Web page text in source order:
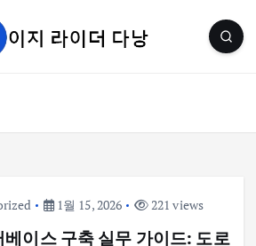
1월 15, 2026 221 views
이스 구축 실무 가이드: 도로